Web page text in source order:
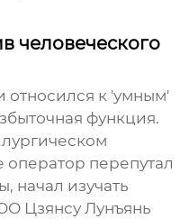
человеческого
относился к 'умным'
функция.
оператор перепутал
начал изучать
Цзянсу Лунъянь